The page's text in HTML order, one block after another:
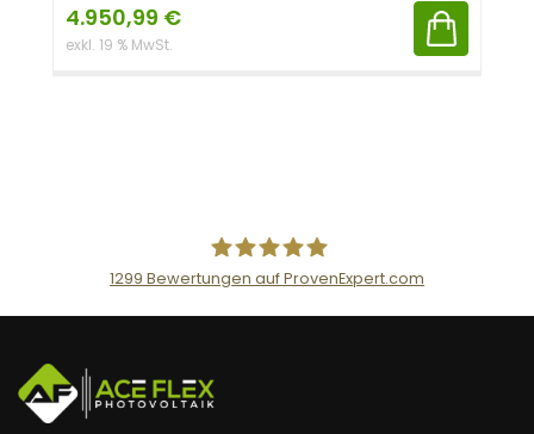
4.950,99 €
exkl. 19 % MwSt.
AceFlex GmbH
1299 Bewertungen auf ProvenExpert.com